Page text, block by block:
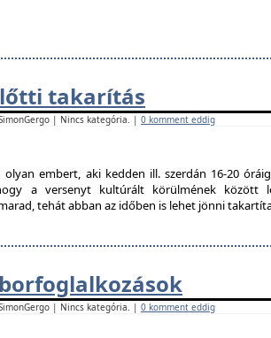
takarítás
| Nincs kategória. | 0 komment eddig
embert, aki kedden ill. szerdán 16-20
a versenyt kultúrált körülmének között
tehát abban az időben is lehet jönni
| Nincs kategória. | 0 komment eddig